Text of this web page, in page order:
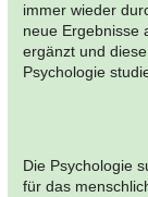
immer wieder
neue Ergebnisse
ergänzt und
Psychologie
Die Psychologie
für das